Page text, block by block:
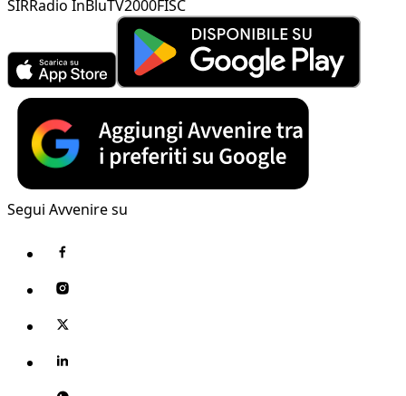
SIRRadio InBluTV2000FISC
Segui Avvenire su